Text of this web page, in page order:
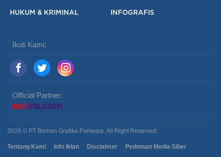
HUKUM & KRIMINAL INFOGRAFIS
Ikuti Kami:
Official Partner:
2026 © PT Borneo Grafika Pariwara. All Right Reserved.
Tentang Kami Info Iklan Disclaimer Pedoman Media Siber